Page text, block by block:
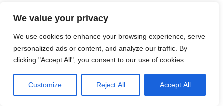
We value your privacy
We use cookies to enhance your browsing experience, serve
personalized ads or content, and analyze our traffic. By
clicking "Accept All", you consent to our use of cookies.
Customize Reject All Accept All
specializzato.
Queste persone possono analizzare
campioni di suolo per determinare le sue
chimica, la presenza di nutrienti o l’attività
biologica. Tali informazioni possono essere